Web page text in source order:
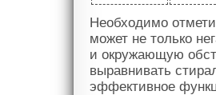
Необходимо
может не только
и окружающую
выравнивать
эффективное